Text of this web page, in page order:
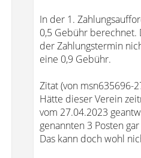
In der 1.
0,5 Gebühr berechnet.
der Zahlungstermin
eine 0,9 Gebühr.
Zitat (von msn635696-
Hätte dieser Verein
vom 27.04.2023
genannten 3 Posten
Das kann doch wohl